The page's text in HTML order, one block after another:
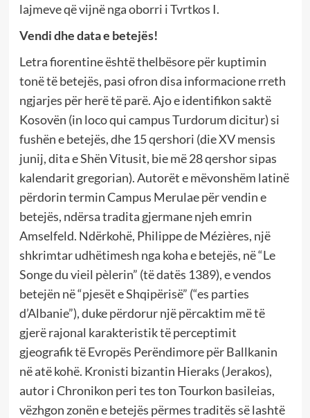
lajmeve që vijnë nga oborri i Tvrtkos I.
Vendi dhe data e betejës!
Letra fiorentine është thelbësore për kuptimin
tonë të betejës, pasi ofron disa informacione rreth
ngjarjes për herë të parë. Ajo e identifikon saktë
Kosovën (in loco qui campus Turdorum dicitur) si
fushën e betejës, dhe 15 qershori (die XV mensis
junij, dita e Shën Vitusit, bie më 28 qershor sipas
kalendarit gregorian). Autorët e mëvonshëm latinë
përdorin termin Campus Merulae për vendin e
betejës, ndërsa tradita gjermane njeh emrin
Amselfeld. Ndërkohë, Philippe de Mézières, një
shkrimtar udhëtimesh nga koha e betejës, në “Le
Songe du vieil pèlerin” (të datës 1389), e vendos
betejën në “pjesët e Shqipërisë” (“es parties
d’Albanie”), duke përdorur një përcaktim më të
gjerë rajonal karakteristik të perceptimit
gjeografik të Evropës Perëndimore për Ballkanin
në atë kohë. Kronisti bizantin Hieraks (Jerakos),
autor i Chronikon peri tes ton Tourkon basileias,
vëzhgon zonën e betejës përmes traditës së lashtë